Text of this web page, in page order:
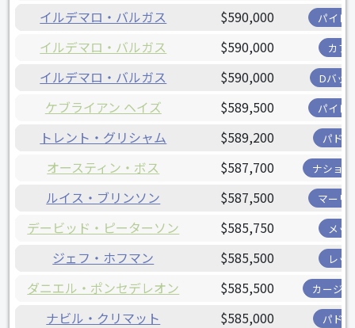
イルデマロ・バルガス $590,000 パイレ
イルデマロ・バルガス $590,000 カブ
イルデマロ・バルガス $590,000 Dバッ
ケブライアン ヘイズ $589,500 パイレ
トレント・グリシャム $589,200 パド
オースティン・ボス $587,700 ナショ
ルイス・ブリンソン $587,500 マーリ
デービッド・ピーターソン $585,750 メッ
ジェフ・ホフマン $585,500 レッ
ダニエル・ポンセデレオン $585,500 カージ
ナビル・クリマット $585,000 パド